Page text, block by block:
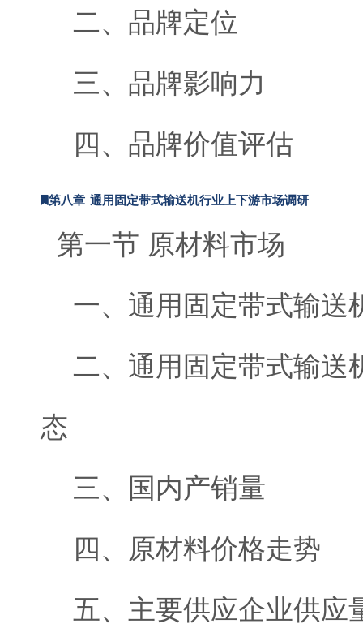
二、品牌定位
三、品牌影响力
四、品牌价值评估
第八章 通用固定带式输送机行业上下游市场调研
第一节 原材料市场
一、通用固定带式输送
二、通用固定带式输送
态
三、国内产销量
四、原材料价格走势
五、主要供应企业供应